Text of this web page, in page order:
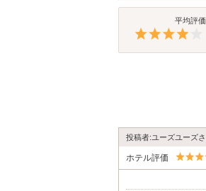
平均評価
投稿者:ユーズユーズ
ホテル評価